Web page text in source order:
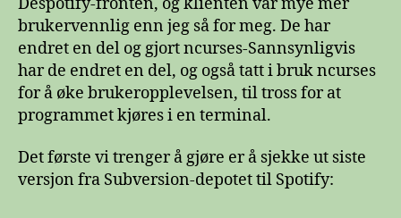
brukervennlig enn jeg så for meg. De har
endret en del og gjort ncurses-Sannsynligvis
har de endret en del, og også tatt i bruk ncurses
for å øke brukeropplevelsen, til tross for at
programmet kjøres i en terminal.
Det første vi trenger å gjøre er å sjekke ut siste
versjon fra Subversion-depotet til Spotify: